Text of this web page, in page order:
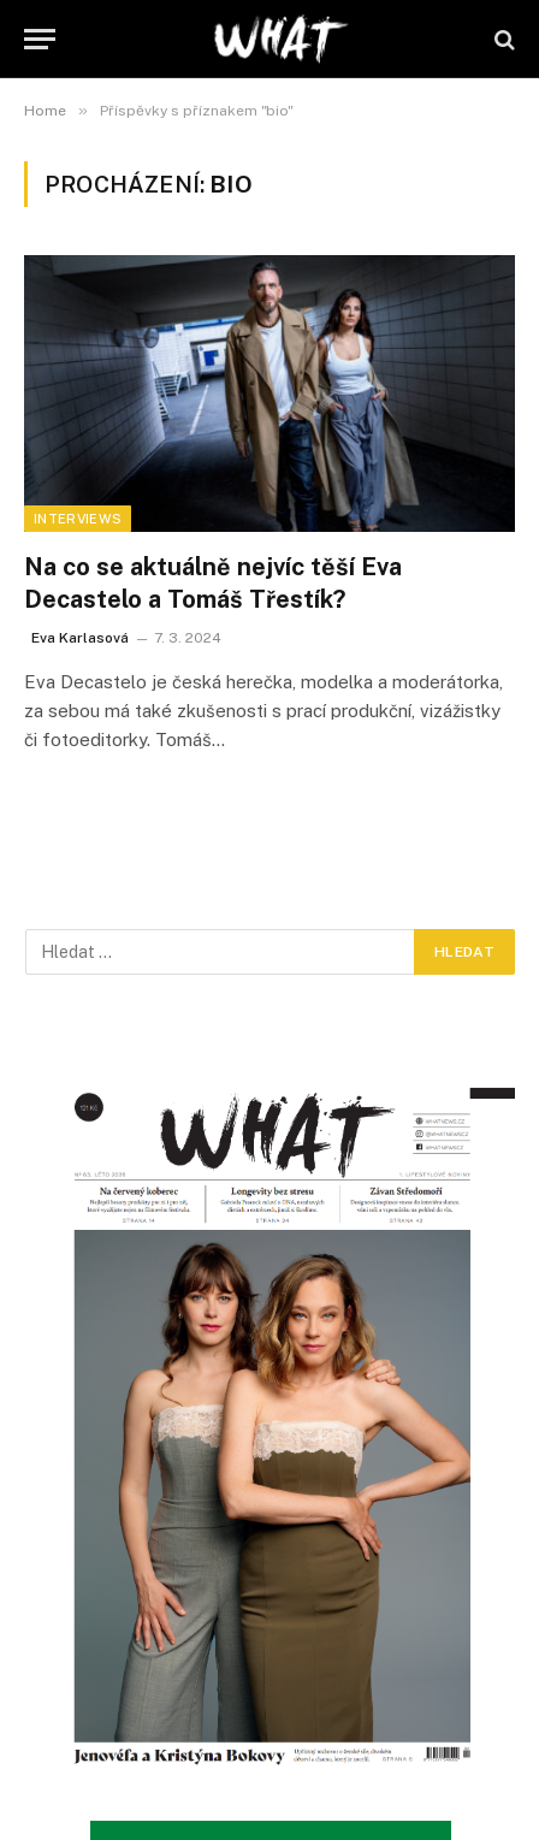
Home » Příspěvky s příznakem "bio"
PROCHÁZENÍ: BIO
INTERVIEWS
Na co se aktuálně nejvíc těší Eva
Decastelo a Tomáš Třestík?
Eva Karlasová 7. 3. 2024
Eva Decastelo je česká herečka, modelka a moderátorka,
za sebou má také zkušenosti s prací produkční, vizážistky
či fotoeditorky. Tomáš…